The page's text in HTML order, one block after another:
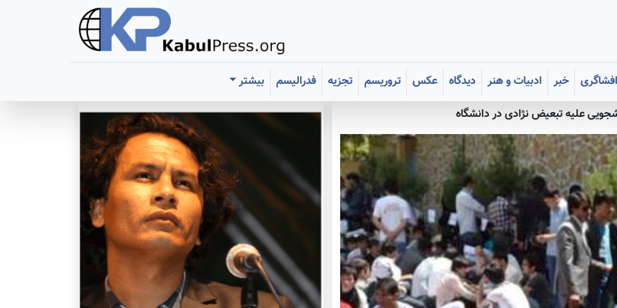
افشاگری خبر ادبیات و هنر دیدگاه عکس تروریسم تجزیه فدرالیسم
بیشتر
علیه تبعیض نژادی در دانشگاه